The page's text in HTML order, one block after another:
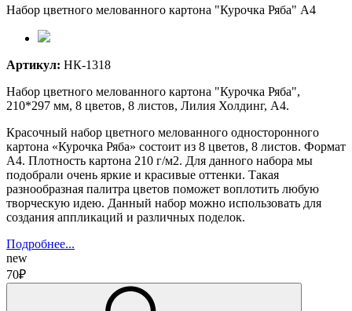
Набор цветного мелованного картона "Курочка Ряба" А4
Артикул: НК-1318
Набор цветного мелованного картона "Курочка Ряба",
210*297 мм, 8 цветов, 8 листов, Лилия Холдинг, А4.
Красочный набор цветного мелованного односторонного
картона «Курочка Ряба» состоит из 8 цветов, 8 листов. Формат
А4. Плотность картона 210 г/м2. Для данного набора мы
подобрали очень яркие и красивые оттенки. Такая
разнообразная палитра цветов поможет воплотить любую
творческую идею. Данный набор можно использовать для
создания аппликаций и различных поделок.
Подробнее...
new
70₽